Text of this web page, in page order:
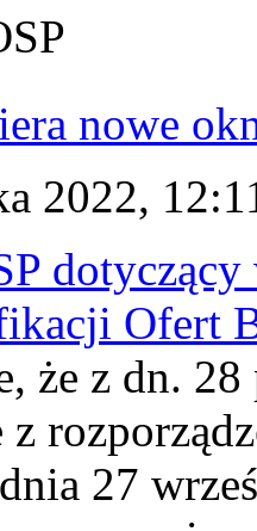
nowe
2022,
Ofert
że z dn.
z
27